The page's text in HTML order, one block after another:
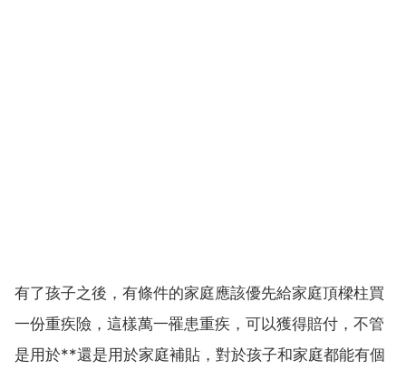
有了孩子之後，有條件的家庭應該優先給家庭頂樑柱買
一份重疾險，這樣萬一罹患重疾，可以獲得賠付，不管
是用於**還是用於家庭補貼，對於孩子和家庭都能有個